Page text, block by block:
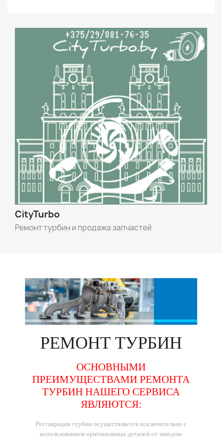
CityTurbo
Ремонт турбин и продажа запчастей
РЕМОНТ ТУРБИН
ОСНОВНЫМИ
ПРЕИМУЩЕСТВАМИ РЕМОНТА
ТУРБИН НАШЕГО СЕРВИСА
ЯВЛЯЮТСЯ:
Реставрация турбин осуществляется исключительно с
использованием оригинальных деталей от заводов-